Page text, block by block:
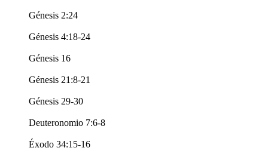
Génesis 2:24
Génesis 4:18-24
Génesis 16
Génesis 21:8-21
Génesis 29-30
Deuteronomio 7:6-8
Éxodo 34:15-16